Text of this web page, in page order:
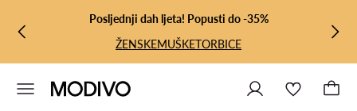
PRIJEĐI NA GLAVNI SADRŽAJ
PRIJEĐI NA PRETRAŽIVANJE
Posljednji dah ljeta! Popusti do -35%
ŽENSKEMUŠKETORBICE